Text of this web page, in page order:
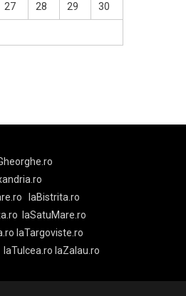
27 28 29 30
laBistrita.ro
laSatuMare.ro
laTargoviste.ro
laTulcea.ro laZalau.ro